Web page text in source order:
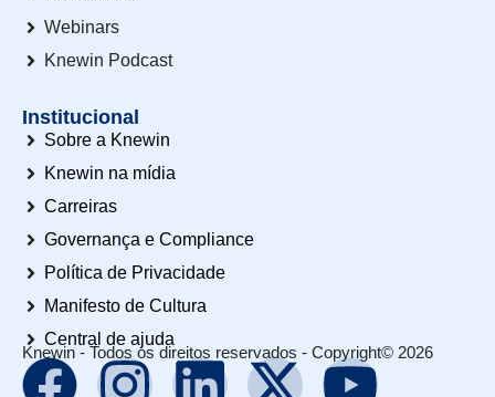
Webinars
Knewin Podcast
Institucional
Sobre a Knewin
Knewin na mídia
Carreiras
Governança e Compliance
Política de Privacidade
Manifesto de Cultura
Central de ajuda
Knewin - Todos os direitos reservados - Copyright© 2026